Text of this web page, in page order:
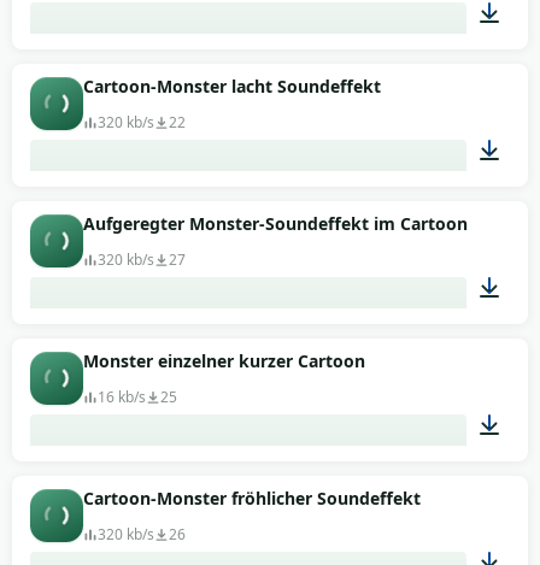
Cartoon-Monster lacht Soundeffekt
320 kb/s 22
00:01
Aufgeregter Monster-Soundeffekt im Cartoon
320 kb/s 27
Monster einzelner kurzer Cartoon
16 kb/s 25
Cartoon-Monster fröhlicher Soundeffekt
320 kb/s 26